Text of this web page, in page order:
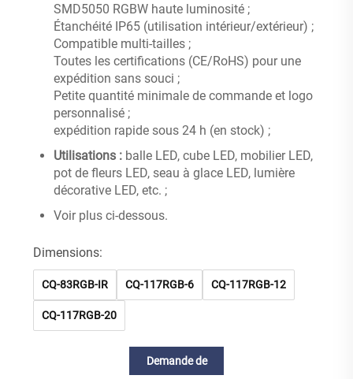
SMD5050 RGBW haute luminosité ;
Étanchéité IP65 (utilisation intérieur/extérieur) ;
Compatible multi-tailles ;
Toutes les certifications (CE/RoHS) pour une
expédition sans souci ;
Petite quantité minimale de commande et logo
personnalisé ;
expédition rapide sous 24 h (en stock) ;
Utilisations : balle LED, cube LED, mobilier LED,
pot de fleurs LED, seau à glace LED, lumière
décorative LED, etc. ;
Voir plus ci-dessous.
Dimensions:
CQ-83RGB-IR CQ-117RGB-6 CQ-117RGB-12
CQ-117RGB-20
Demande de